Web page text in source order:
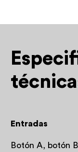
Entradas
Botón A, botón